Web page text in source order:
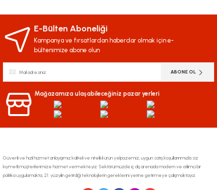
iletebilirsiniz.
Görüş ve önerileriniz için teşekkür ederiz.
Ürün açıklamasında eksik bilgiler bulunuyor.
Ürün fiyatı diğer sitelerden daha pahalı.
Bu ürüne benzer farklı alternatifler olmalı.
Gönder
E-Bülten Aboneliği
Kampanya ve fırsatlardan haberdar olmak için e-
bültenimize abone olun
ABONE OL
Mağazamıza ulaşabileceğiniz pazar yerleri
Güvenli ve hızlı hizmet anlayışımız kaliteli ve nitelikli ürün yelpazemiz, uygun satış koşullarınmızla siz
kıymetli müşterilerimize hizmet vermekteyiz. Sektörümüzde iç dış arenada modern ve atılımcı bir
politika uygulamakta, 21. yüzyılın getirdiği teknolojilerin gereklerini yerine getirmeye çalışmaktayız.